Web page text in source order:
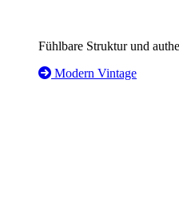
Fühlbare Struktur und
Modern Vintage